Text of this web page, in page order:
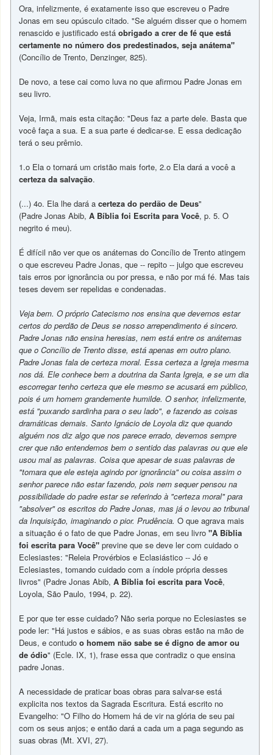
Ora, infelizmente, é exatamente isso que escreveu o Padre
Jonas em seu opúsculo citado. "Se alguém disser que o homem
renascido e justificado estáobrigado a crer de fé que está
certamente no número dos predestinados, seja anátema"
(Concílio de Trento, Denzinger, 825).
De novo, a tese cai como luva no que afirmou Padre Jonas em
seu livro.
Veja, Irmã, mais esta citação: "Deus faz a parte dele. Basta que
você faça a sua. E a sua parte é dedicar-se. E essa dedicação
terá o seu prêmio.
1.o Ela o tornará um cristão mais forte, 2.o Ela dará a você a
certeza da salvação.
(...) 4o. Ela lhe dará acerteza do perdão de Deus"
(Padre Jonas Abib,A Bíblia foi Escrita para Você, p. 5. O
negrito é meu).
É difícil não ver que os anátemas do Concílio de Trento atingem
o que escreveu Padre Jonas, que -- repito -- julgo que escreveu
tais erros por ignorância ou por pressa, e não por má fé. Mas tais
teses devem ser repelidas e condenadas.
Veja bem. O próprio Catecismo nos ensina que devemos estar
certos do perdão de Deus se nosso arrependimento é sincero.
Padre Jonas não ensina heresias, nem está entre os anátemas
que o Concílio de Trento disse, está apenas em outro plano.
Padre Jonas fala de certeza moral. Essa certeza a Igreja mesma
nos dá. Ele conhece bem a doutrina da Santa Igreja, e se um dia
escorregar tenho certeza que ele mesmo se acusará em público,
pois é um homem grandemente humilde. O senhor, infelizmente,
está "puxando sardinha para o seu lado", e fazendo as coisas
dramáticas demais. Santo Ignácio de Loyola diz que quando
alguém nos diz algo que nos parece errado, devemos sempre
crer que não entendemos bem o sentido das palavras ou que ele
usou mal as palavras. Coisa que apesar de suas palavras de
"tomara que ele esteja agindo por ignorância" ou coisa assim o
senhor parece não estar fazendo, pois nem sequer pensou na
possibilidade do padre estar se referindo à "certeza moral" para
"absolver" os escritos do Padre Jonas, mas já o levou ao tribunal
da Inquisição, imaginando o pior. Prudência. O que agrava mais
a situação é o fato de que Padre Jonas, em seu livro"A Bíblia
foi escrita para Você" previne que se deve ler com cuidado o
Eclesiastes: "Releia Provérbios e Eclasiástico -- Jó e
Eclesiastes, tomando cuidado com a índole própria desses
livros" (Padre Jonas Abib,A Bíblia foi escrita para Você,
Loyola, São Paulo, 1994, p. 22).
E por que ter esse cuidado? Não seria porque no Eclesiastes se
pode ler: "Há justos e sábios, e as suas obras estão na mão de
Deus, e contudoo homem não sabe se é digno de amor ou
de ódio" (Ecle. IX, 1), frase essa que contradiz o que ensina
padre Jonas.
A necessidade de praticar boas obras para salvar-se está
explicita nos textos da Sagrada Escritura. Está escrito no
Evangelho: "O Filho do Homem há de vir na glória de seu pai
com os seus anjos; e então dará a cada um a paga segundo as
suas obras (Mt. XVI, 27).